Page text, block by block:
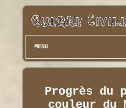
MENU
Progrès du
couleur du